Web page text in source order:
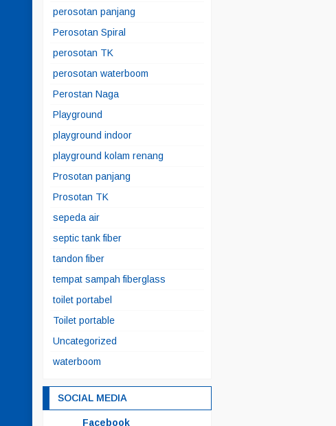
perosotan panjang
Perosotan Spiral
perosotan TK
perosotan waterboom
Perostan Naga
Playground
playground indoor
playground kolam renang
Prosotan panjang
Prosotan TK
sepeda air
septic tank fiber
tandon fiber
tempat sampah fiberglass
toilet portabel
Toilet portable
Uncategorized
waterboom
SOCIAL MEDIA
Facebook